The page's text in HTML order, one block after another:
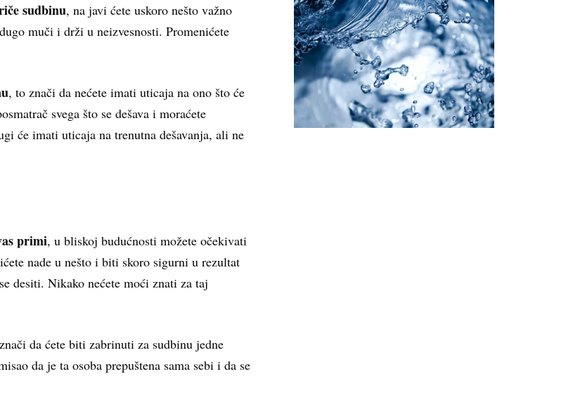
sudbinu, na javi ćete uskoro nešto važno
muči i drži u neizvesnosti. Promenićete
, to znači da nećete imati uticaja na ono što će
svega što se dešava i moraćete
će imati uticaja na trenutna dešavanja, ali ne
primi, u bliskoj budućnosti možete očekivati
nade u nešto i biti skoro sigurni u rezultat
desiti. Nikako nećete moći znati za taj
znači da ćete biti zabrinuti za sudbinu jedne
da je ta osoba prepuštena sama sebi i da se